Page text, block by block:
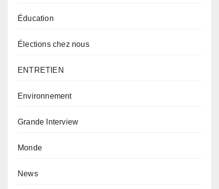
Éducation
Élections chez nous
ENTRETIEN
Environnement
Grande Interview
Monde
News